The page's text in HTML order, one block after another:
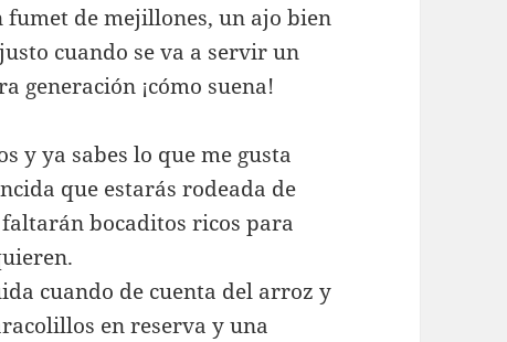
de mejillones, un ajo bien
cuando se va a servir un
generación ¡cómo suena!
y ya sabes lo que me gusta
que estarás rodeada de
bocaditos ricos para
cuando de cuenta del arroz y
en reserva y una